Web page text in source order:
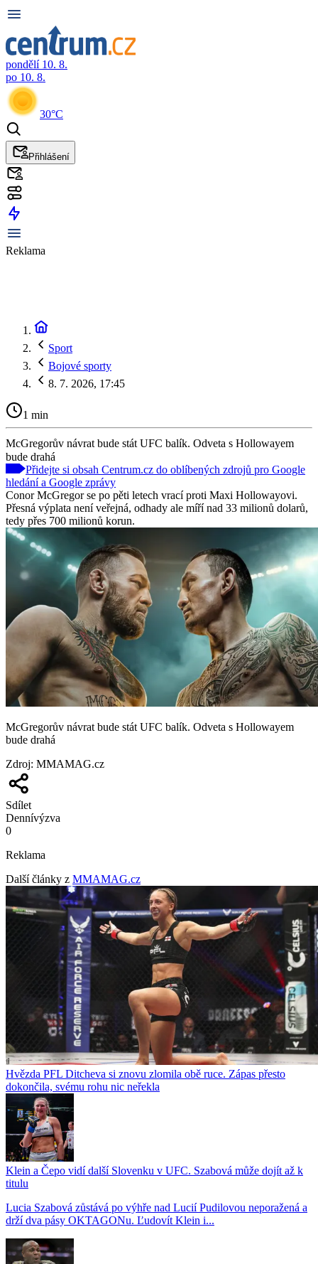
pondělí 10. 8.
po 10. 8.
30°C
Přihlášení
Reklama
Sport
Bojové sporty
8. 7. 2026, 17:45
1 min
McGregorův návrat bude stát UFC balík. Odveta s Hollowayem
bude drahá
Přidejte si obsah Centrum.cz do oblíbených zdrojů pro Google
hledání a Google zprávy
Conor McGregor se po pěti letech vrací proti Maxi Hollowayovi.
Přesná výplata není veřejná, odhady ale míří nad 33 milionů dolarů,
tedy přes 700 milionů korun.
McGregorův návrat bude stát UFC balík. Odveta s Hollowayem
bude drahá
Zdroj: MMAMAG.cz
Sdílet
Dennívýzva
0
Reklama
Další články z MMAMAG.cz
Hvězda PFL Ditcheva si znovu zlomila obě ruce. Zápas přesto
dokončila, svému rohu nic neřekla
Klein a Čepo vidí další Slovenku v UFC. Szabová může dojít až k
titulu
Lucia Szabová zůstává po výhře nad Lucií Pudilovou neporažená a
drží dva pásy OKTAGONu. Ľudovít Klein i...